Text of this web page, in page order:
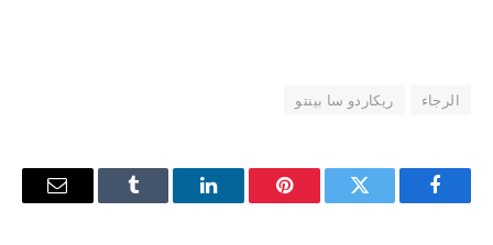
الرجاء ريكاردو سا بينتو
فيسبوك تويتر بينتيريستلينكدإن Tumblr
البريد